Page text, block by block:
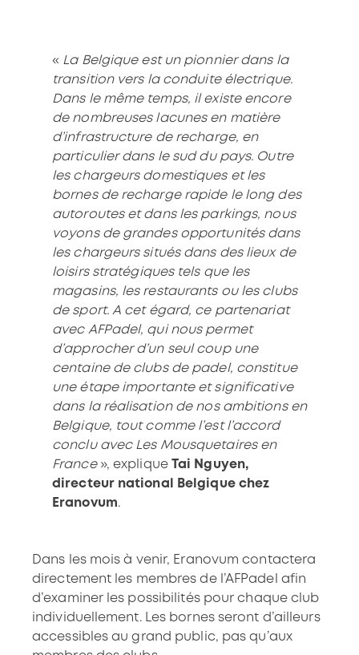
« La Belgique est un pionnier dans la
transition vers la conduite électrique.
Dans le même temps, il existe encore
de nombreuses lacunes en matière
d’infrastructure de recharge, en
particulier dans le sud du pays. Outre
les chargeurs domestiques et les
bornes de recharge rapide le long des
autoroutes et dans les parkings, nous
voyons de grandes opportunités dans
les chargeurs situés dans des lieux de
loisirs stratégiques tels que les
magasins, les restaurants ou les clubs
de sport. A cet égard, ce partenariat
avec AFPadel, qui nous permet
d’approcher d’un seul coup une
centaine de clubs de padel, constitue
une étape importante et significative
dans la réalisation de nos ambitions en
Belgique, tout comme l’est l’accord
conclu avec Les Mousquetaires en
France », explique Tai Nguyen,
directeur national Belgique chez
Eranovum.
Dans les mois à venir, Eranovum contactera
directement les membres de l’AFPadel afin
d’examiner les possibilités pour chaque club
individuellement. Les bornes seront d’ailleurs
accessibles au grand public, pas qu’aux